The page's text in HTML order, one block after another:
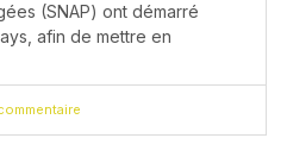
(SNAP) ont démarré
afin de mettre en